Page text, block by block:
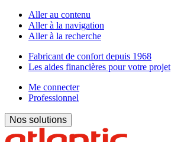
Aller au contenu
Aller à la navigation
Aller à la recherche
Fabricant de confort depuis 1968
Les aides financières pour votre projet
Me connecter
Professionnel
Nos solutions